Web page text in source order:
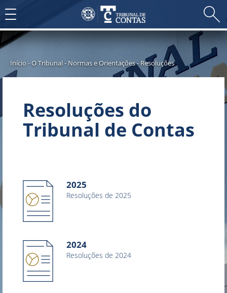
Toggle
navigation
Início-O Tribunal -Normas e Orientações-Resoluções
Resoluções do
Tribunal de Contas
2025
Resoluções de 2025
2024
Resoluções de 2024